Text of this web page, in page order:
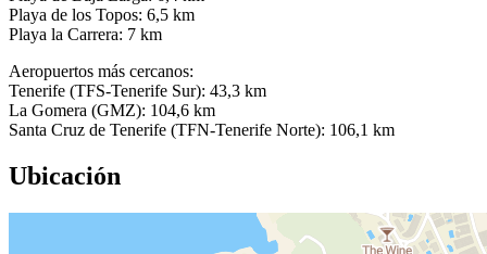
Playa de los Topos: 6,5 km
Playa la Carrera: 7 km
Aeropuertos más cercanos:
Tenerife (TFS-Tenerife Sur): 43,3 km
La Gomera (GMZ): 104,6 km
Santa Cruz de Tenerife (TFN-Tenerife Norte): 106,1 km
Ubicación